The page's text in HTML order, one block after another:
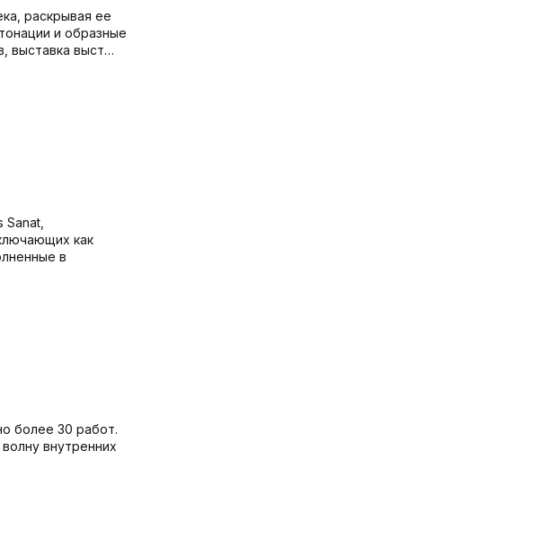
раскрывая ее
и образные
выставка выст…
как
в
более 30 работ.
внутренних